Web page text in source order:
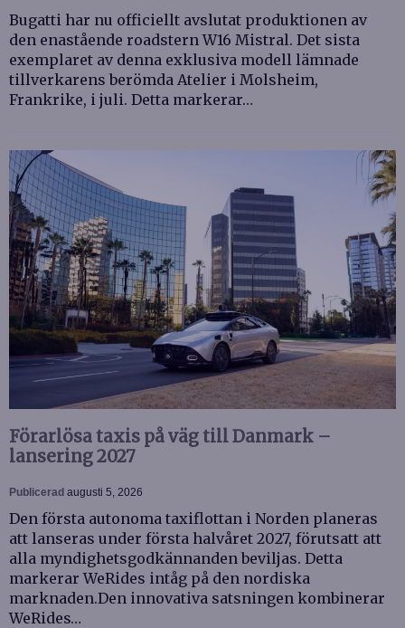
Bugatti har nu officiellt avslutat produktionen av
den enastående roadstern W16 Mistral. Det sista
exemplaret av denna exklusiva modell lämnade
tillverkarens berömda Atelier i Molsheim,
Frankrike, i juli. Detta markerar…
Förarlösa taxis på väg till Danmark –
lansering 2027
Publicerad augusti 5, 2026
Den första autonoma taxiflottan i Norden planeras
att lanseras under första halvåret 2027, förutsatt att
alla myndighetsgodkännanden beviljas. Detta
markerar WeRides intåg på den nordiska
marknaden.Den innovativa satsningen kombinerar
WeRides…